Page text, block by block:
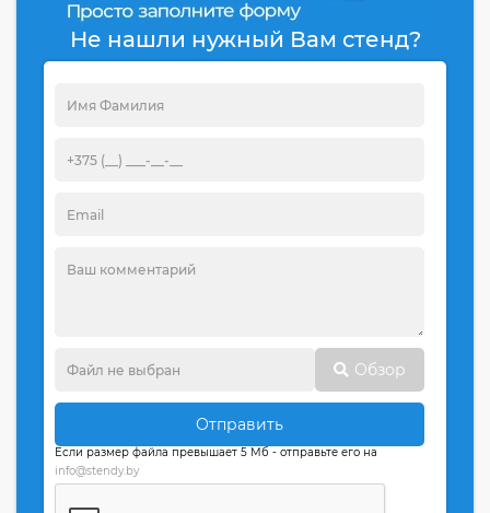
Не нашли нужный Вам стенд?
Обзор
Отправить
Если размер файла превышает 5 Мб - отправьте его на
info@stendy.by